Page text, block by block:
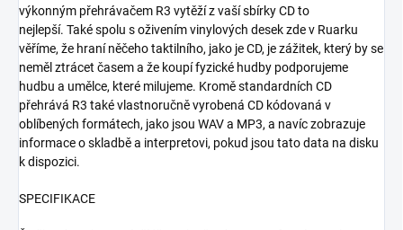
výkonným přehrávačem R3 vytěží z vaší sbírky CD to
nejlepší. Také spolu s oživením vinylových desek zde v Ruarku
věříme, že hraní něčeho taktilního, jako je CD, je zážitek, který by se
neměl ztrácet časem a že koupí fyzické hudby podporujeme
hudbu a umělce, které milujeme. Kromě standardních CD
přehrává R3 také vlastnoručně vyrobená CD kódovaná v
oblíbených formátech, jako jsou WAV a MP3, a navíc zobrazuje
informace o skladbě a interpretovi, pokud jsou tato data na disku
k dispozici.
SPECIFIKACE